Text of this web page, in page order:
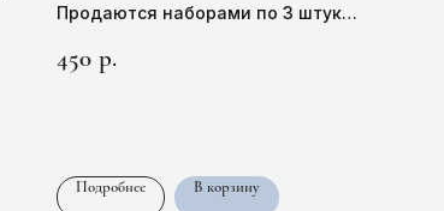
Продаются наборами по 3 штук
450 р.
Подробнее В корзину